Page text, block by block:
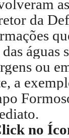
da
águas
ou
a
no